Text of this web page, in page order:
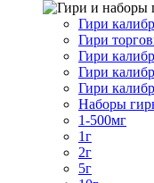
Гири
Гири
Гири
Гири
Гири
Наборы
1-500мг
1г
2г
5г